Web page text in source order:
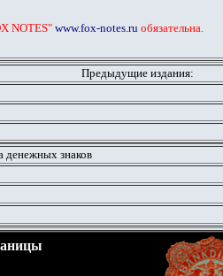
NOTES" www.fox-notes.ru обязательна.
Предыдущие издания:
денежных знаков